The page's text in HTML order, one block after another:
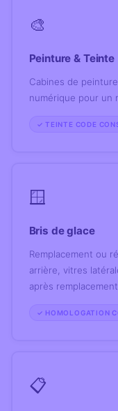
🎨
Peinture & Teinte
Cabines de
numérique pour un
✓ TEINTE CODE
🪟
Bris de glace
Remplacement ou
arrière, vitres
après remplacement.
✓ HOMOLOGATION
📋